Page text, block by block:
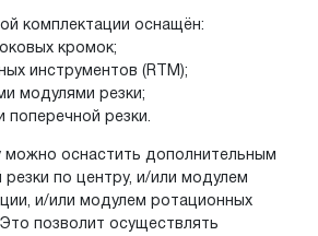
комплектации оснащён:
кромок;
инструментов (RTM);
модулями резки;
поперечной резки.
оснастить дополнительным
по центру, и/или модулем
и/или модулем ротационных
позволит осуществлять